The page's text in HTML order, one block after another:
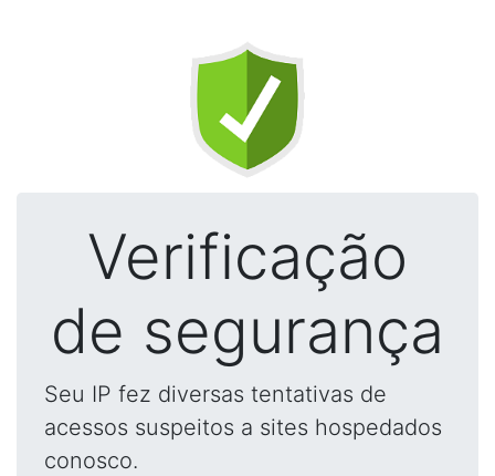
Verificação
de segurança
Seu IP fez diversas tentativas de
acessos suspeitos a sites hospedados
conosco.